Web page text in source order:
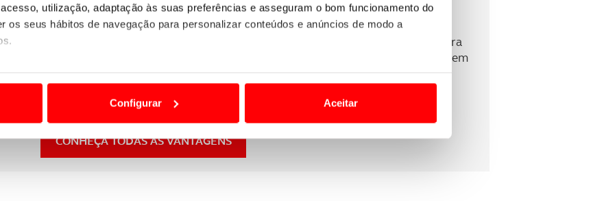
utilização, adaptação às suas preferências e asseguram o bom funcionamento do
os seus hábitos de navegação para personalizar conteúdos e anúncios de modo a
sua experiência digital, personalizar conteúdos e anúncios, para lhe proporcionar
bem como para analisar dados de navegação no nosso website.
Configurar Aceitar
Na loja ACP encontra diversos artigos -
para
pode contar ainda com o
assistências em viagem
de avaria, 5 dias de veículo de substituição, em caso de avaria e cobertura de
CONHEÇA TODAS AS VANTAGENS